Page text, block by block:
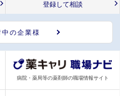
登録して相談
の企業様
病院・薬局等の薬剤師の職場情報サイト